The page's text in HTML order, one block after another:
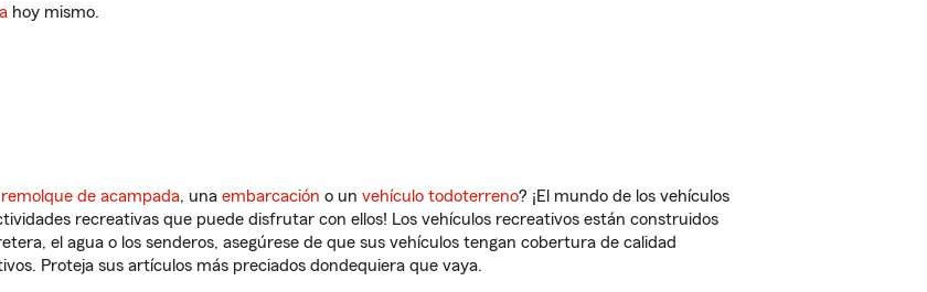
hoy mismo.
remolque de acampada, una embarcación o un vehículo todoterreno? ¡El mundo de los vehículos
recreativas que puede disfrutar con ellos! Los vehículos recreativos están construidos
el agua o los senderos, asegúrese de que sus vehículos tengan cobertura de calidad
Proteja sus artículos más preciados dondequiera que vaya.